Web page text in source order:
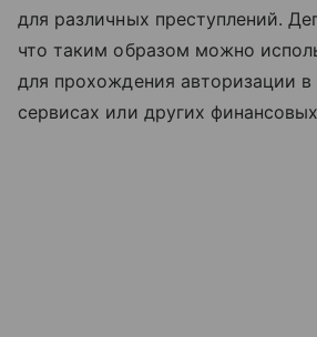
для различных преступлений.
что таким образом можно
для прохождения авторизации в
сервисах или других